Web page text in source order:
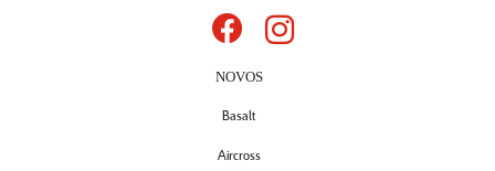
NOVOS
Basalt
Aircross